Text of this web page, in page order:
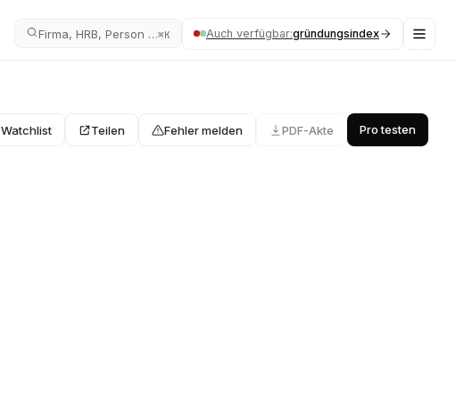
Firma, HRB, Person …⌘K Auch verfügbar:gründungsindex
Watchlist Teilen Fehler melden PDF-Akte Pro testen